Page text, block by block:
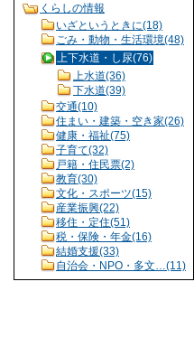
くらしの情報
いざというときに(18)
ごみ・動物・生活環境(48)
上下水道・し尿(76)
上水道(36)
下水道(39)
交通(10)
住まい・建築・空き家(26)
健康・福祉(75)
子育て(32)
戸籍・住民票(2)
教育(30)
文化・スポーツ(15)
産業振興(22)
移住・定住(51)
税・保険・年金(16)
結婚支援(33)
自治会・NPO・多文…(11)